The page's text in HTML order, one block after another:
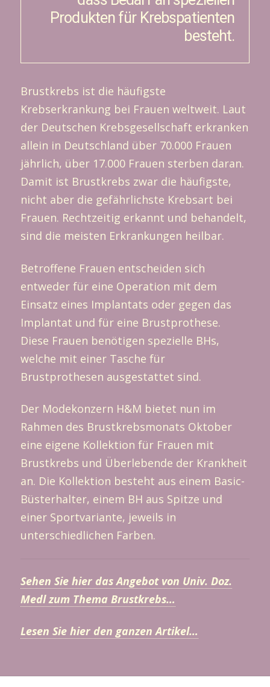
Produkten für Krebspatienten
besteht.
Brustkrebs ist die häufigste
Krebserkrankung bei Frauen weltweit. Laut
der Deutschen Krebsgesellschaft erkranken
allein in Deutschland über 70.000 Frauen
jährlich, über 17.000 Frauen sterben daran.
Damit ist Brustkrebs zwar die häufigste,
nicht aber die gefährlichste Krebsart bei
Frauen. Rechtzeitig erkannt und behandelt,
sind die meisten Erkrankungen heilbar.
Betroffene Frauen entscheiden sich
entweder für eine Operation mit dem
Einsatz eines Implantats oder gegen das
Implantat und für eine Brustprothese.
Diese Frauen benötigen spezielle BHs,
welche mit einer Tasche für
Brustprothesen ausgestattet sind.
Der Modekonzern H&M bietet nun im
Rahmen des Brustkrebsmonats Oktober
eine eigene Kollektion für Frauen mit
Brustkrebs und Überlebende der Krankheit
an. Die Kollektion besteht aus einem Basic-
Büsterhalter, einem BH aus Spitze und
einer Sportvariante, jeweils in
unterschiedlichen Farben.
Sehen Sie hier das Angebot von Univ. Doz.
Medl zum Thema Brustkrebs…
Lesen Sie hier den ganzen Artikel…